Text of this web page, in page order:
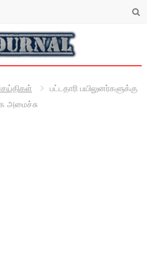
பட்டதாரி பயிலுனர்களுக்கு
அமைச்சு